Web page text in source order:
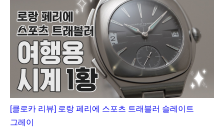
[클로카 리뷰] 로랑 페리에 스포츠 트래블러 슬레이트
그레이